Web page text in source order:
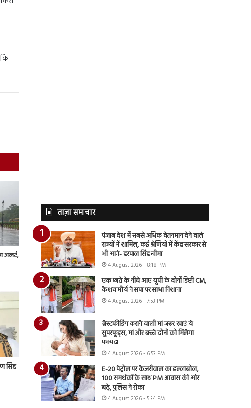
अलर्ट,
सिंह
ताज़ा समाचार
पंजाब देश में सबसे अधिक वेतनमान देने वाले
राज्यों में शामिल, कई श्रेणियों में केंद्र सरकार से
भी आगे- हरपाल सिंह चीमा
4 August 2026 - 8:18 PM
एक छाते के नीचे आए यूपी के दोनों डिप्टी CM,
केशव मौर्य ने सपा पर साधा निशाना
4 August 2026 - 7:53 PM
ब्रेस्टफीडिंग कराने वाली मां जरूर खाएं ये
सुपरफूड्स, मां और बच्चे दोनों को मिलेगा
फायदा
4 August 2026 - 6:53 PM
E-20 पेट्रोल पर केजरीवाल का हल्लाबोल,
100 समर्थकों के साथ PM आवास की ओर
बढ़े, पुलिस ने रोका
4 August 2026 - 5:34 PM